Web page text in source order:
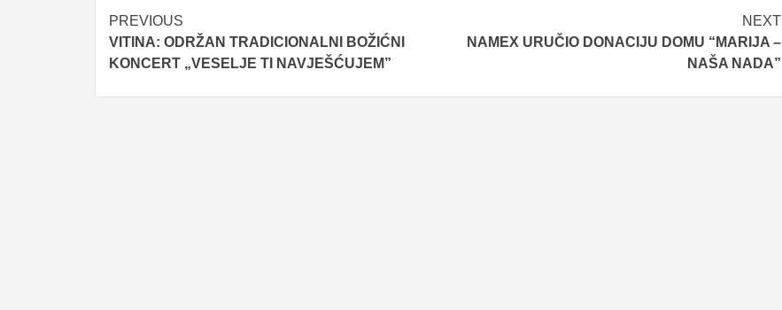
Post
navigation
PREVIOUS
VITINA: ODRŽAN TRADICIONALNI BOŽIĆNI
KONCERT „VESELJE TI NAVJEŠĆUJEM”
NEXT
NAMEX URUČIO DONACIJU DOMU “MARIJA –
NAŠA NADA”